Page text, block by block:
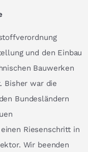
und den Einbau
Bauwerken
Bisher war die
Bundesländern
Riesenschritt in
Wir beenden